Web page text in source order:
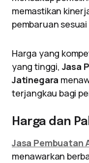
memastikan
pembaruan
Harga yang
yang tinggi,Jasa
Jatinegara
terjangkau bagi
Harga dan
Jasa Pembuatan
menawarkan